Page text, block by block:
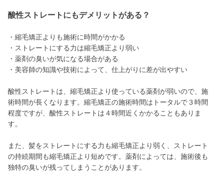
酸性ストレートにもデメリットがある？
・縮毛矯正よりも施術に時間がかかる
・ストレートにする力は縮毛矯正より弱い
・薬剤の臭いが気になる場合がある
・美容師の知識や技術によって、仕上がりに差が出やすい
酸性ストレートは、縮毛矯正より使っている薬剤が弱いので、施
術時間が長くなります。縮毛矯正の施術時間はトータルで３時間
程度ですが、酸性ストレートは４時間近くかかることもありま
す。
また、髪をストレートにする力も縮毛矯正より弱く、ストレート
の持続期間も縮毛矯正より短めです。薬剤によっては、施術後も
独特の臭いが残ってしまうことがあります。